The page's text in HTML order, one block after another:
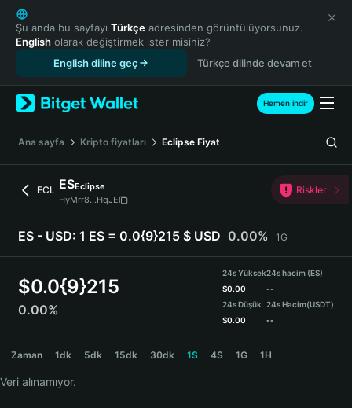
English
日本語
Tiếng Việt
Español (Latinoamérica)
Türkçe
Français
Deutsch
繁體中文
Português (Portugal)
Bahasa Indonesia
ภาษาไทย
Español
Español (Argentina)
Şu anda bu sayfayı Türkçe adresinden görüntülüyorsunuz.
English olarak değiştirmek ister misiniz?
English diline geç
Türkçe dilinde devam et
Hemen indir
Ana sayfa Kripto fiyatları Eclipse Fiyat
ECL ESEclipse
HyMrr8...HqJE
Riskler
ES - USD: 1 ES = 0.0{9}215 $ USD 0.00% 1G
$0.0{9}215
0.00%
24s Yüksek
$0.00
24s Düşük
$0.00
24s hacim (ES)
--
24s Hacim(USDT)
--
Zaman 1dk 5dk 15dk 30dk 1S 4S 1G 1H
Veri alınamıyor.